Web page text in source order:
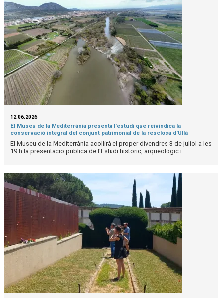
12.06.2026
El Museu de la Mediterrània presenta l'estudi que reivindica la
conservació integral del conjunt patrimonial de la resclosa d'Ullà
El Museu de la Mediterrània acollirà el proper divendres 3 de juliol a les
19 h la presentació pública de l'Estudi històric, arqueològic i...